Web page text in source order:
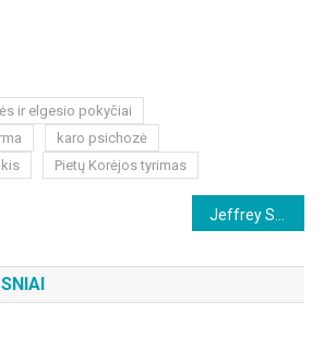
ir elgesio pokyčiai
karo psichozė
Pietų Korėjos tyrimas
Jeffrey Sachsas ragina vykdyti nepriklausomą ES užsienio politiką: „Prašome derėtis su Rusija“